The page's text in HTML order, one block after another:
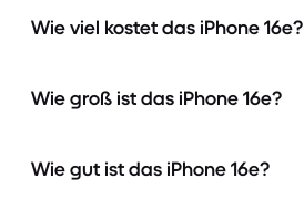
Wie viel kostet das iPhone 16e?
Wie groß ist das iPhone 16e?
Wie gut ist das iPhone 16e?